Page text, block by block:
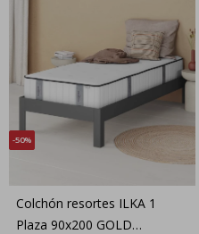
50
Colchón resortes ILKA 1
Plaza 90x200 GOLD